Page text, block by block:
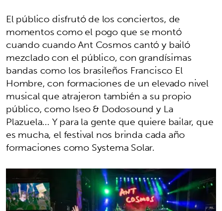
El público disfrutó de los conciertos, de
momentos como el pogo que se montó
cuando cuando Ant Cosmos cantó y bailó
mezclado con el público, con grandísimas
bandas como los brasileños Francisco El
Hombre, con formaciones de un elevado nivel
musical que atrajeron también a su propio
público, como Iseo & Dodosound y La
Plazuela... Y para la gente que quiere bailar, que
es mucha, el festival nos brinda cada año
formaciones como Systema Solar.